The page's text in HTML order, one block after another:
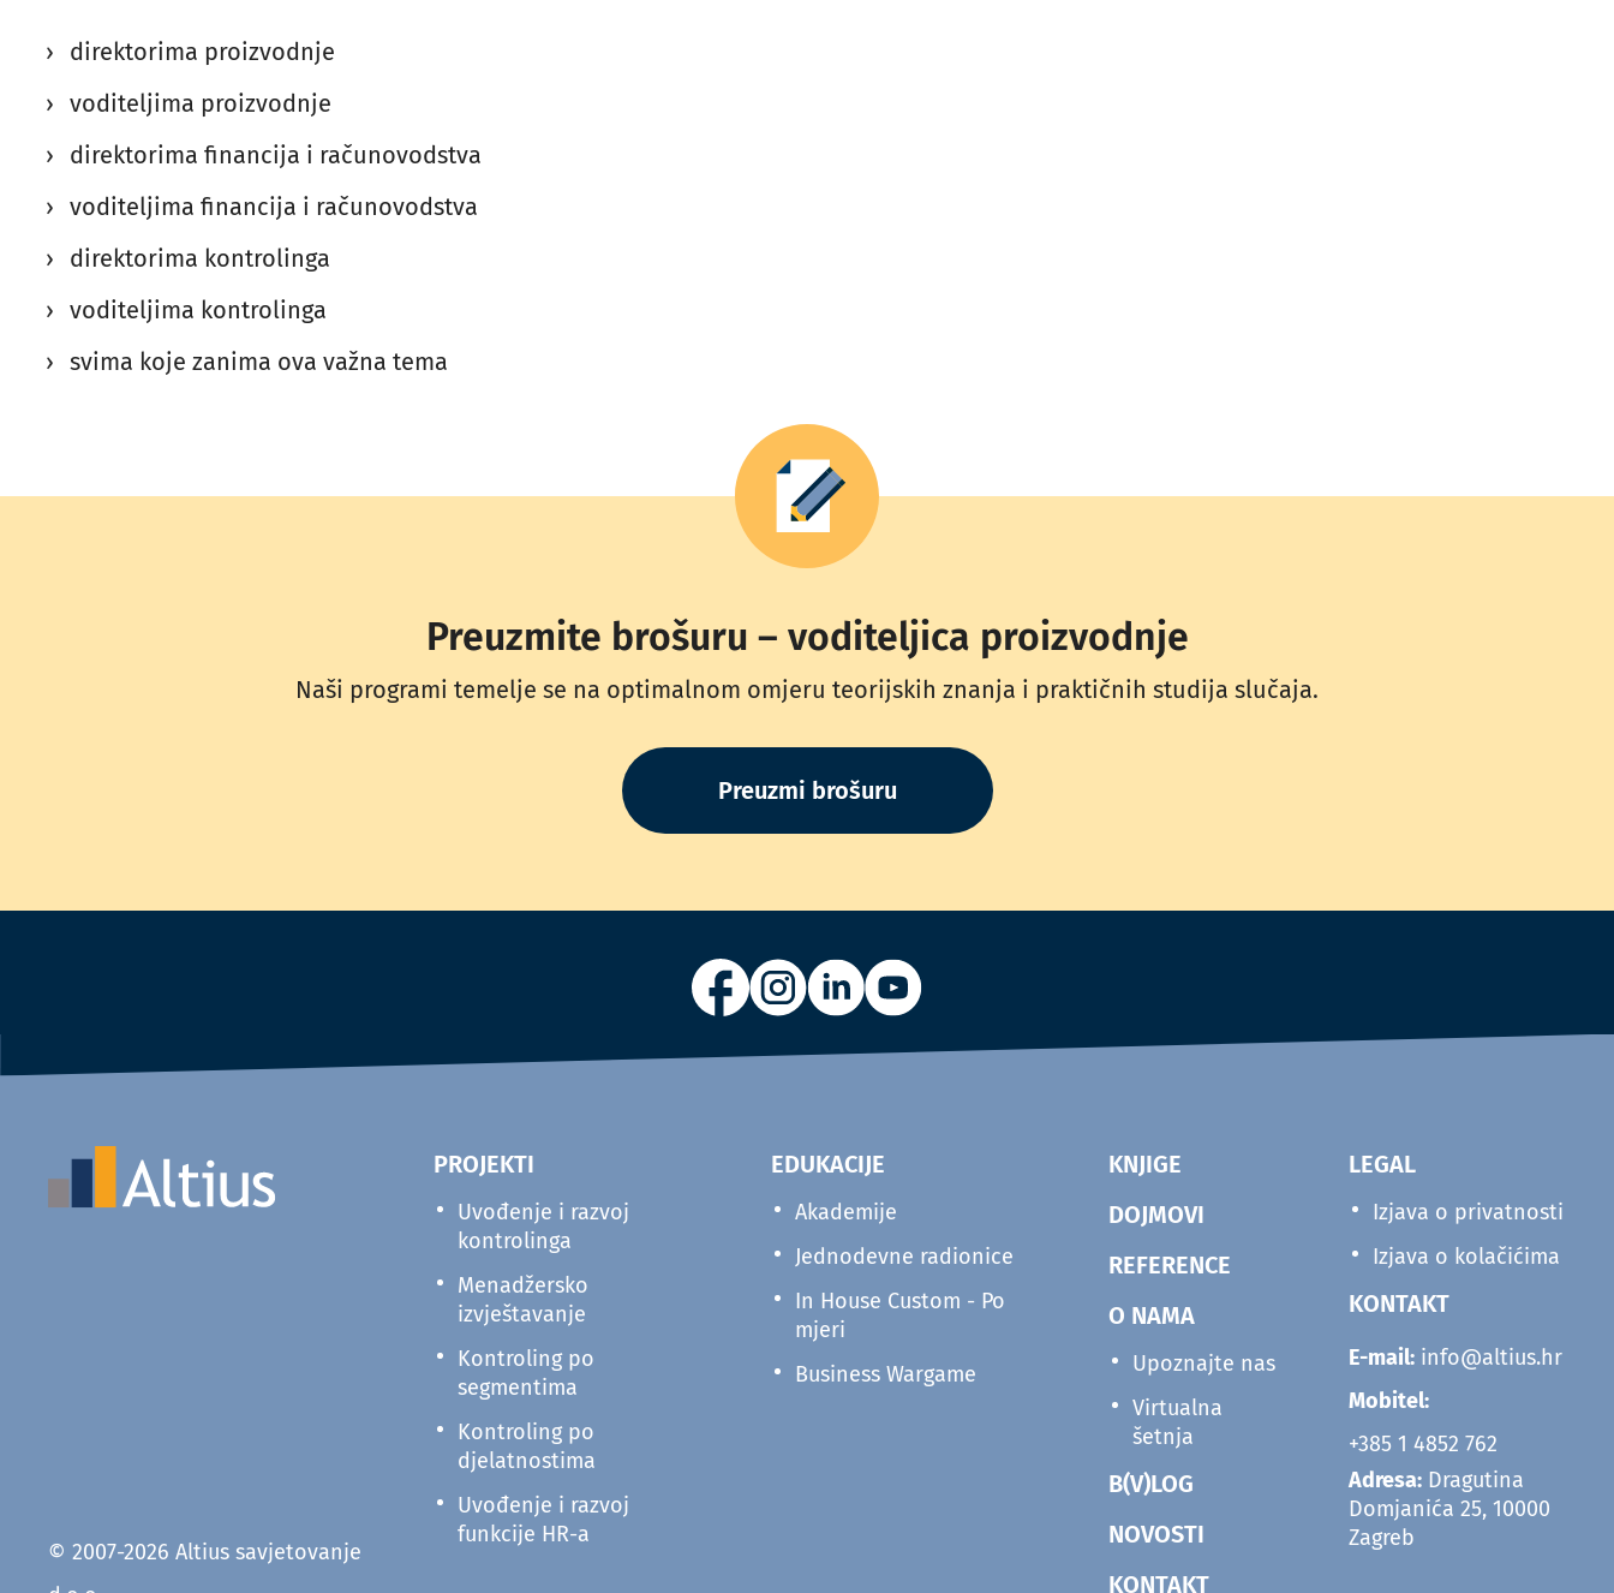
direktorima proizvodnje
voditeljima proizvodnje
direktorima financija i računovodstva
voditeljima financija i računovodstva
direktorima kontrolinga
voditeljima kontrolinga
svima koje zanima ova važna tema
Preuzmite brošuru – voditeljica proizvodnje
Naši programi temelje se na optimalnom omjeru teorijskih znanja i praktičnih studija slučaja.
Preuzmi brošuru
© 2007-2026 Altius savjetovanje
PROJEKTI
Uvođenje i razvoj
kontrolinga
Menadžersko
izvještavanje
Kontroling po
segmentima
Kontroling po
djelatnostima
Uvođenje i razvoj
funkcije HR-a
EDUKACIJE
Akademije
Jednodevne radionice
In House Custom - Po
mjeri
Business Wargame
KNJIGE
DOJMOVI
REFERENCE
O NAMA
Upoznajte nas
Virtualna
šetnja
B(V)LOG
NOVOSTI
KONTAKT
LEGAL
Izjava o privatnosti
Izjava o kolačićima
KONTAKT
E-mail: info@altius.hr
Mobitel:
+385 1 4852 762
Adresa: Dragutina
Domjanića 25, 10000
Zagreb